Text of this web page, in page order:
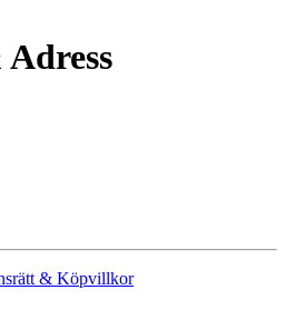
& Köpvillkor